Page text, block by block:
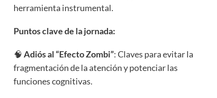
herramienta instrumental.
Puntos clave de la jornada:
🧠 Adiós al “Efecto Zombi”: Claves para evitar la
fragmentación de la atención y potenciar las
funciones cognitivas.